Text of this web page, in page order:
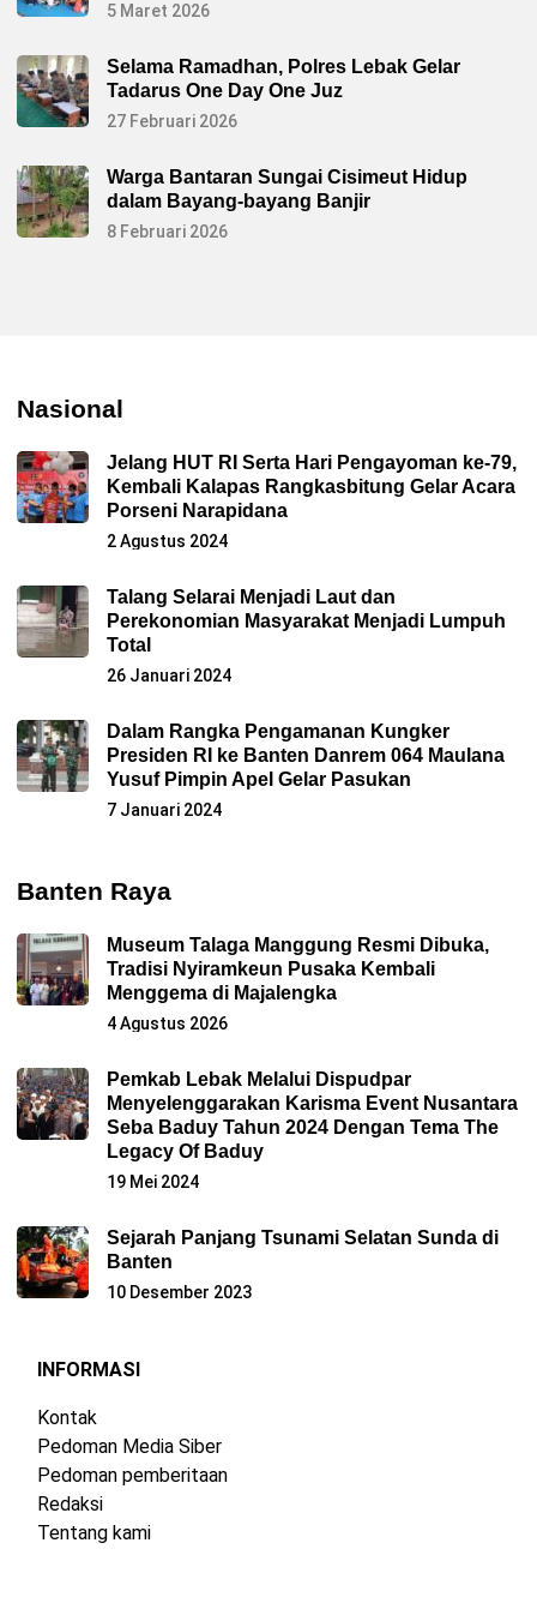
5 Maret 2026
Selama Ramadhan, Polres Lebak Gelar
Tadarus One Day One Juz
27 Februari 2026
Warga Bantaran Sungai Cisimeut Hidup
dalam Bayang-bayang Banjir
8 Februari 2026
Nasional
Jelang HUT RI Serta Hari Pengayoman ke-79,
Kembali Kalapas Rangkasbitung Gelar Acara
Porseni Narapidana
2 Agustus 2024
Talang Selarai Menjadi Laut dan
Perekonomian Masyarakat Menjadi Lumpuh
Total
26 Januari 2024
Dalam Rangka Pengamanan Kungker
Presiden RI ke Banten Danrem 064 Maulana
Yusuf Pimpin Apel Gelar Pasukan
7 Januari 2024
Banten Raya
Museum Talaga Manggung Resmi Dibuka,
Tradisi Nyiramkeun Pusaka Kembali
Menggema di Majalengka
4 Agustus 2026
Pemkab Lebak Melalui Dispudpar
Menyelenggarakan Karisma Event Nusantara
Seba Baduy Tahun 2024 Dengan Tema The
Legacy Of Baduy
19 Mei 2024
Sejarah Panjang Tsunami Selatan Sunda di
Banten
10 Desember 2023
INFORMASI
Kontak
Pedoman Media Siber
Pedoman pemberitaan
Redaksi
Tentang kami